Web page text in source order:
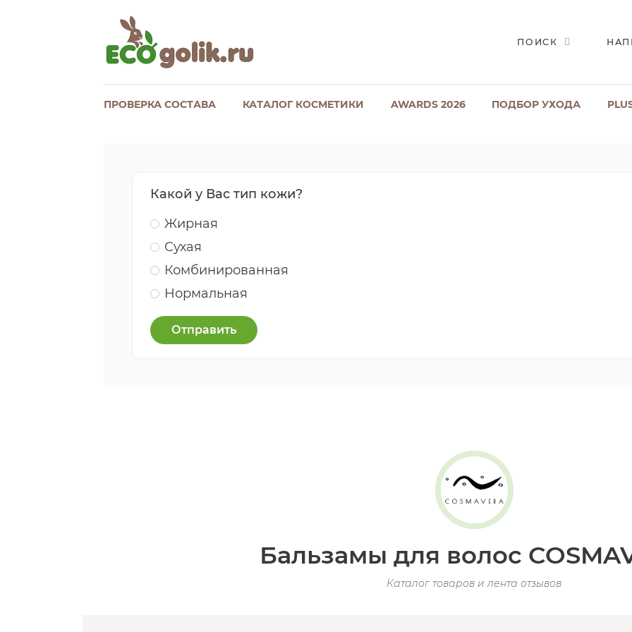
ПОИСК
ПРОВЕРКА СОСТАВА КАТАЛОГ КОСМЕТИКИ AWARDS 2026 ПОДБОР УХОДА
Какой у Вас тип кожи?
Жирная
Сухая
Комбинированная
Нормальная
Отправить
Бальзамы для волос
Каталог товаров и лента отзывов